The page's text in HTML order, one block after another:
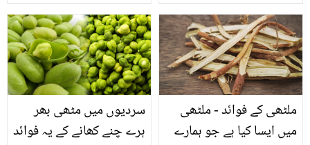
مسلمان کو لازمی پتہ ہونی
چاہئیں
دیواروں کو نیا جیسا کرنے
کا طریقہ
سردیوں میں مٹھی بھر
ہرے چنے کھانے کے یہ فوائد
ملٹھی کے فوائد - ملٹھی
میں ایسا کیا ہے جو ہمارے